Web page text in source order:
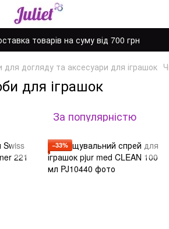
товарів на суму від 700 грн
для догляду та аксесуари для іграшок
для іграшок
За популярністю
−33%